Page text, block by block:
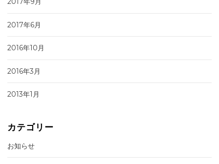
2017年6月
2016年10月
2016年3月
2013年1月
カテゴリー
お知らせ